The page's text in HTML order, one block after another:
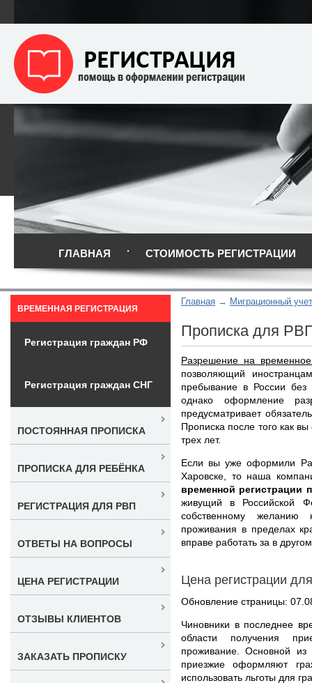
ГЛАВНАЯ СТОИМОСТЬ РЕГИСТРАЦИИ
Главная Миграционный
Прописка для
Разрешение на
позволяющий
пребывание в России
однако оформление
предусматривает
Прописка после того как
трех лет.
Если вы уже оформили
Харовске, то наша
временной регистрации
живущий в Российской
собственному
проживания в пределах
вправе работать за в
Цена регистрации
Обновление страницы:
Чиновники в последнее
области получения
проживание. Основной из
приезжие оформляют
использовать льготы для
ВРЕМЕННАЯ РЕГИСТРАЦИЯ
Регистрация граждан РФ
Регистрация граждан СНГ
ПОСТОЯННАЯ ПРОПИСКА
ПРОПИСКА ДЛЯ РЕБЁНКА
РЕГИСТРАЦИЯ ДЛЯ РВП
ОТВЕТЫ НА ВОПРОСЫ
ЦЕНА РЕГИСТРАЦИИ
ОТЗЫВЫ КЛИЕНТОВ
ЗАКАЗАТЬ ПРОПИСКУ